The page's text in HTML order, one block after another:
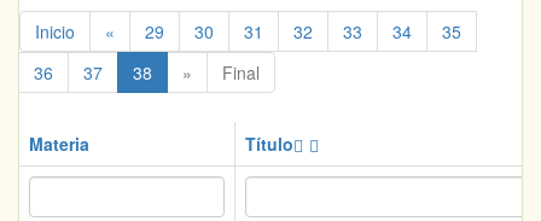
Inicio « 29 30 31 32 33 34
35
36
37 38 » Final
Materia Título